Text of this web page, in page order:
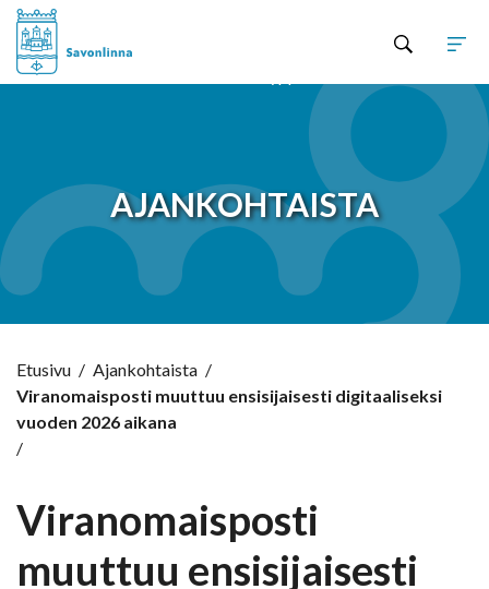
AJANKOHTAISTA
Etusivu / Ajankohtaista /
Viranomaisposti muuttuu ensisijaisesti digitaaliseksi
vuoden 2026 aikana
/
Viranomaisposti
muuttuu ensisijaisesti